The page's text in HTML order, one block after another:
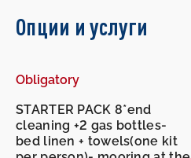
Опции и услуги
Obligatory
STARTER PACK 8*end
cleaning +2 gas bottles-
bed linen + towels(one kit